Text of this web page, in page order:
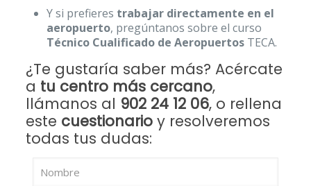
Y si prefieres trabajar directamente en el
aeropuerto, pregúntanos sobre el curso
Técnico Cualificado de AeropuertosTECA.
¿Te gustaría saber más? Acércate
a tu centro más cercano,
llámanos al 902 24 12 06, o rellena
este cuestionarioy resolveremos
todas tus dudas: